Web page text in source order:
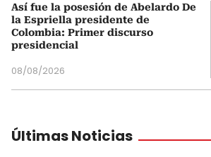
Así fue la posesión de Abelardo De
la Espriella presidente de
Colombia: Primer discurso
presidencial
08/08/2026
Últimas Noticias